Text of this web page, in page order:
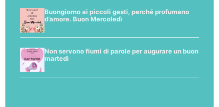
Buongiorno ai piccoli gesti, perché profumano
d’amore. Buon Mercoledì
Non servono fiumi di parole per augurare un buon
martedì